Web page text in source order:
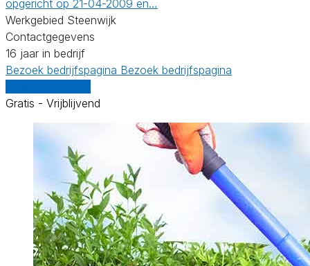
opgericht op 21-04-2009 en…
Werkgebied Steenwijk
Contactgegevens
16 jaar in bedrijf
Bezoek bedrijfspagina Bezoek bedrijfspagina
Gratis - Vrijblijvend